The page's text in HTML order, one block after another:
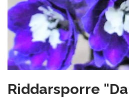
Riddarsporre